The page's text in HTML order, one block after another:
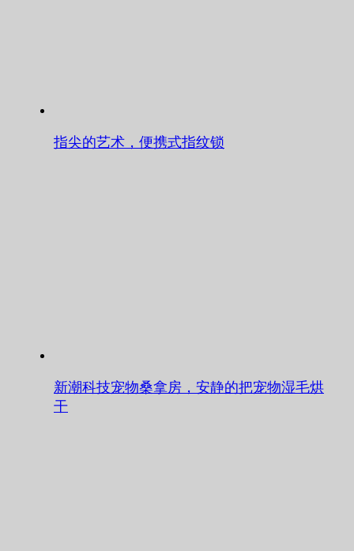
指尖的艺术，便携式指纹锁
新潮科技宠物桑拿房，安静的把宠物湿毛烘
干